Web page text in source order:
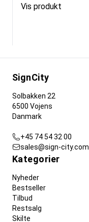
Vis produkt
SignCity
Solbakken 22
6500 Vojens
Danmark
+45 74 54 32 00
sales@sign-city.com
Kategorier
Nyheder
Bestseller
Tilbud
Restsalg
Skilte